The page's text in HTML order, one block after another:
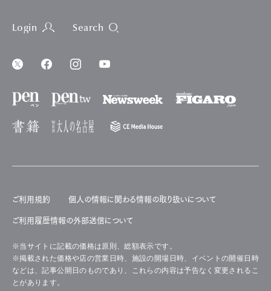
Login Search
ご利用規約 個人の情報に関わる情報の取り扱いについて
ご利用履歴情報の外部送信について
※当サイトに記載の価格は原則、総額表示です。
※掲載された価格や店の営業日時、施設の開場日時、イベントの開催日時
などは、記事公開日のものであり、これらの内容は予告なく変更されるこ
とがあります。